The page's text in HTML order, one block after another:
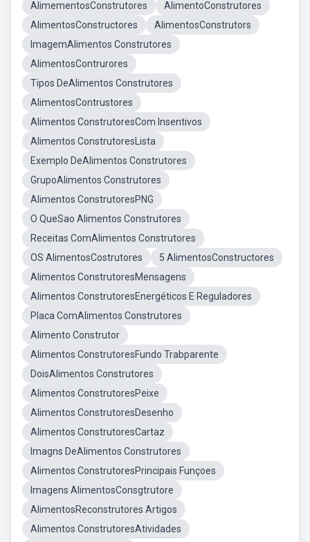
AlimementosConstrutores
AlimentoConstrutores
AlimentosConstructores
AlimentosConstrutors
ImagemAlimentos Construtores
AlimentosContrurores
Tipos DeAlimentos Construtores
AlimentosContrustores
Alimentos ConstrutoresCom Insentivos
Alimentos ConstrutoresLista
Exemplo DeAlimentos Construtores
GrupoAlimentos Construtores
Alimentos ConstrutoresPNG
O QueSao Alimentos Construtores
Receitas ComAlimentos Construtores
OS AlimentosCostrutores
5 AlimentosConstructores
Alimentos ConstrutoresMensagens
Alimentos ConstrutoresEnergéticos E Reguladores
Placa ComAlimentos Construtores
Alimento Construtor
Alimentos ConstrutoresFundo Trabparente
DoisAlimentos Construtores
Alimentos ConstrutoresPeixe
Alimentos ConstrutoresDesenho
Alimentos ConstrutoresCartaz
Imagns DeAlimentos Construtores
Alimentos ConstrutoresPrincipais Funçoes
Imagens AlimentosConsgtrutore
AlimentosReconstrutores Artigos
Alimentos ConstrutoresAtividades